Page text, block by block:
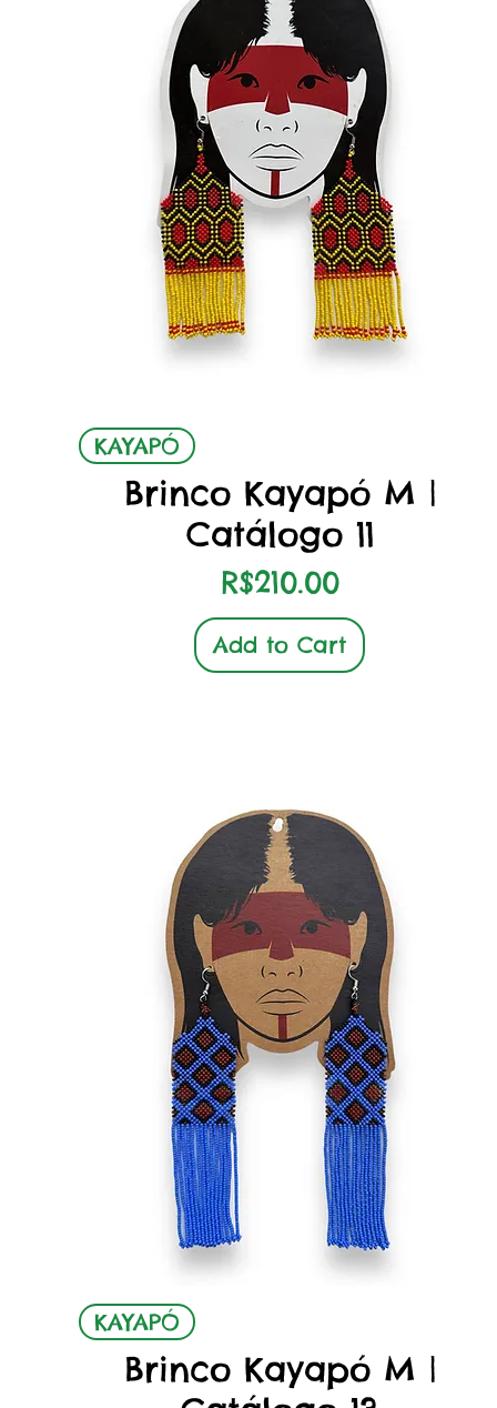
KAYAPÓ
Brinco Kayapó M |
Catálogo 11
Price
R$210.00
Add to Cart
KAYAPÓ
Brinco Kayapó M |